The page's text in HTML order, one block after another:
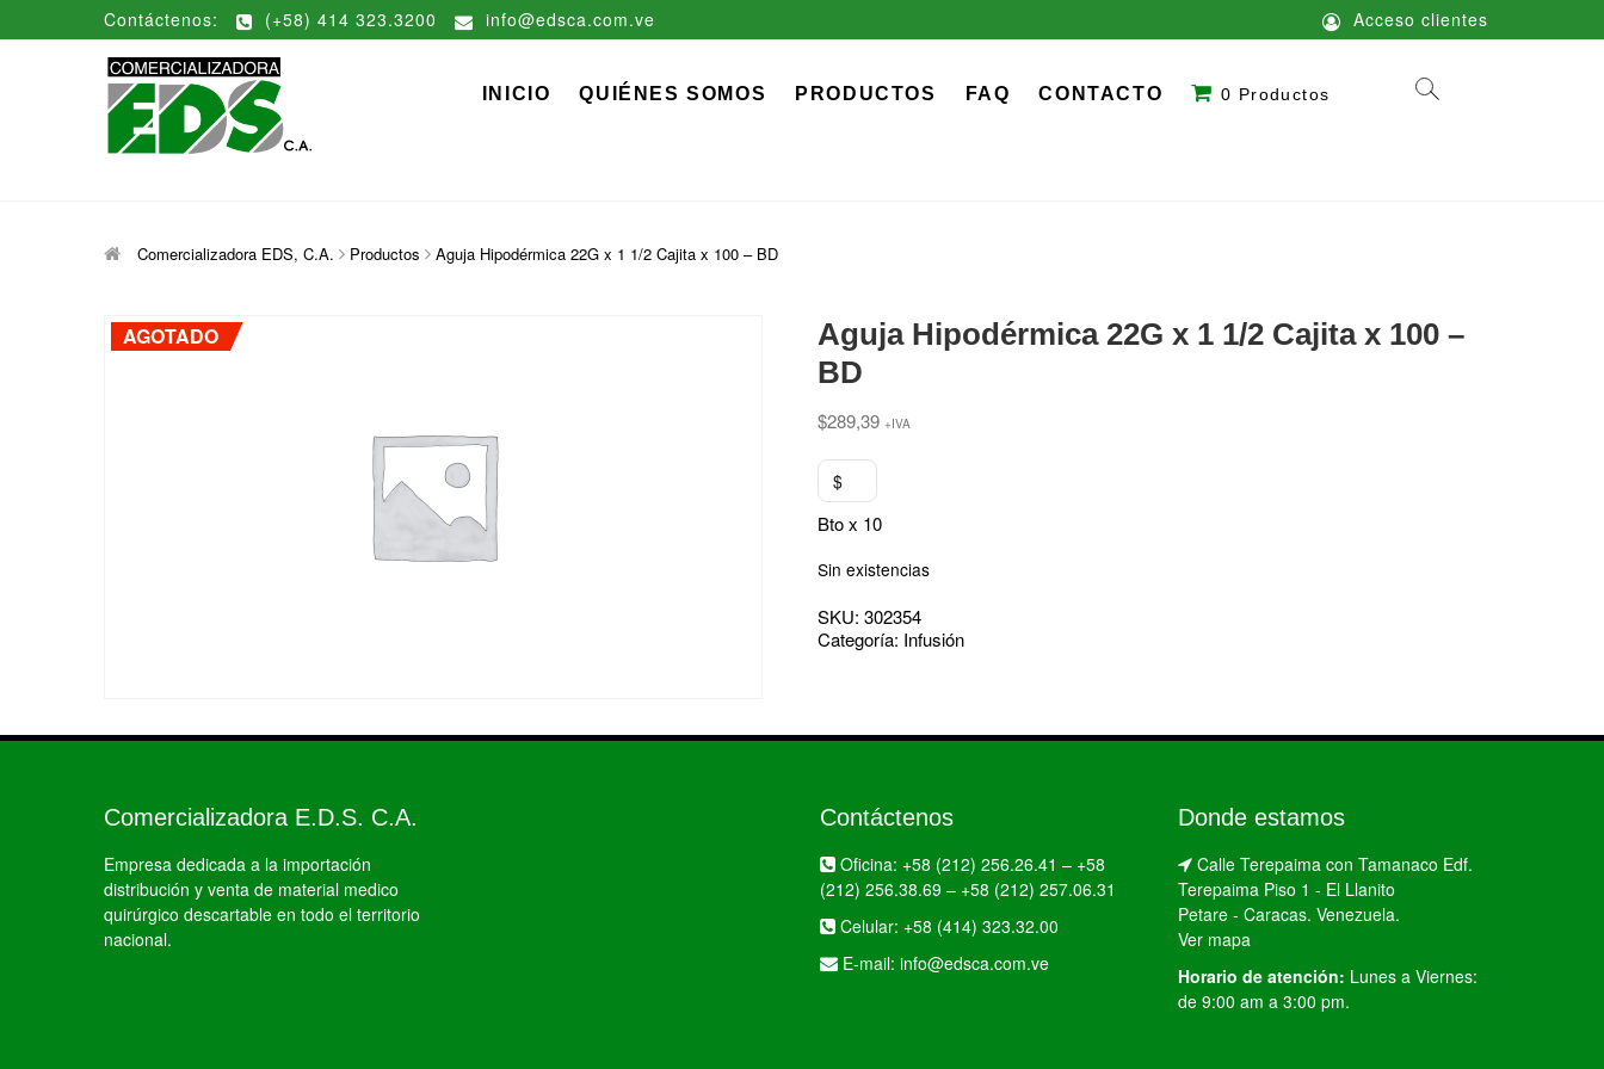
Contáctenos: (+58) 414 323.3200 info@edsca.com.ve Acceso clientes
Comercializadora EDS, C.A.
INICIO QUIÉNES SOMOS PRODUCTOS FAQ CONTACTO 0 Productos
Comercializadora EDS, C.A. Productos Aguja Hipodérmica 22G x 1 1/2 Cajita x 100 – BD
AGOTADO
Aguja Hipodérmica 22G x 1 1/2 Cajita x 100 –
BD
$289,39 +IVA
$
Bto x 10
Sin existencias
SKU: 302354
Categoría: Infusión
Comercializadora E.D.S. C.A.
Empresa dedicada a la importación
distribución y venta de material medico
quirúrgico descartable en todo el territorio
nacional.
Contáctenos
Oficina: +58 (212) 256.26.41 – +58
(212) 256.38.69 – +58 (212) 257.06.31
Celular: +58 (414) 323.32.00
E-mail: info@edsca.com.ve
Donde estamos
Calle Terepaima con Tamanaco Edf.
Terepaima Piso 1 - El Llanito
Petare - Caracas. Venezuela.
Ver mapa
Horario de atención: Lunes a Viernes:
de 9:00 am a 3:00 pm.